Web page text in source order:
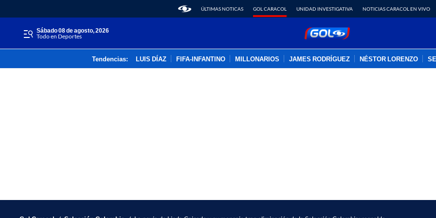
ÚLTIMAS NOTICAS GOL CARACOL UNIDAD INVESTIGATIVA NOTICIAS CARACOL EN VIVO
sábado 08 de agosto, 2026
Todo en Deportes
Tendencias: LUIS DÍAZ FIFA-INFANTINO MILLONARIOS JAMES RODRÍGUEZ NÉSTOR LORENZO